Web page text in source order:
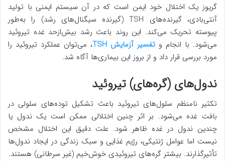
گریوز یک اختلال خود ایمن است که در آن سیستم ایمنی با تولید
آنتی‌بادی، گیرنده‌های TSH (گیرنده سیگنال‌های رشد) را به‌طور
پیوسته تحریک می‌کند. این روند باعث رشد بیش‌ازحد غده تیروئید
می‌شود. با انجام و تفسیر آزمایش TSH
، می‌توان عملکرد تیروئید را
مورد بررسی قرار داد و از بروز این بیماری‌ها آگاه شد.
ندول‌های (گره‌های) تیروئید
تکثیر نامنظم سلول‌های تیروئید باعث تشکیل توده‌های سلولی در
بافت غده می‌شود. بر اثر چنین اختلالی ممکن است یک ندول یا
چندین ندول در غده ظاهر شود. علت دقیق این اختلال مشخص
نیست اما عوامل ژنتیکی، رژیم غذایی و سبک زندگی در ایجاد ندول‌ها
تأثیرگذارند. بیشتر گره‌های تیروئیدی خوش‌خیم (غیر سرطانی) هستند.